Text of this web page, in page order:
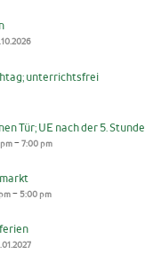
unterrichtsfrei
Tür; UE nach der 5. Stunde
-7:00 pm
- 5:00 pm